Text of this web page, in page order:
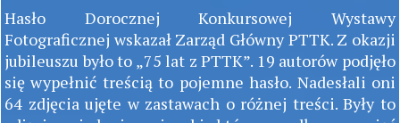
Hasło Dorocznej Konkursowej Wystawy
Fotograficznej wskazał Zarząd Główny PTTK. Z okazji
jubileuszu było to „75 lat z PTTK”. 19 autorów podjęło
się wypełnić treścią to pojemne hasło. Nadesłali oni
64 zdjęcia ujęte w zastawach o różnej treści. Były to